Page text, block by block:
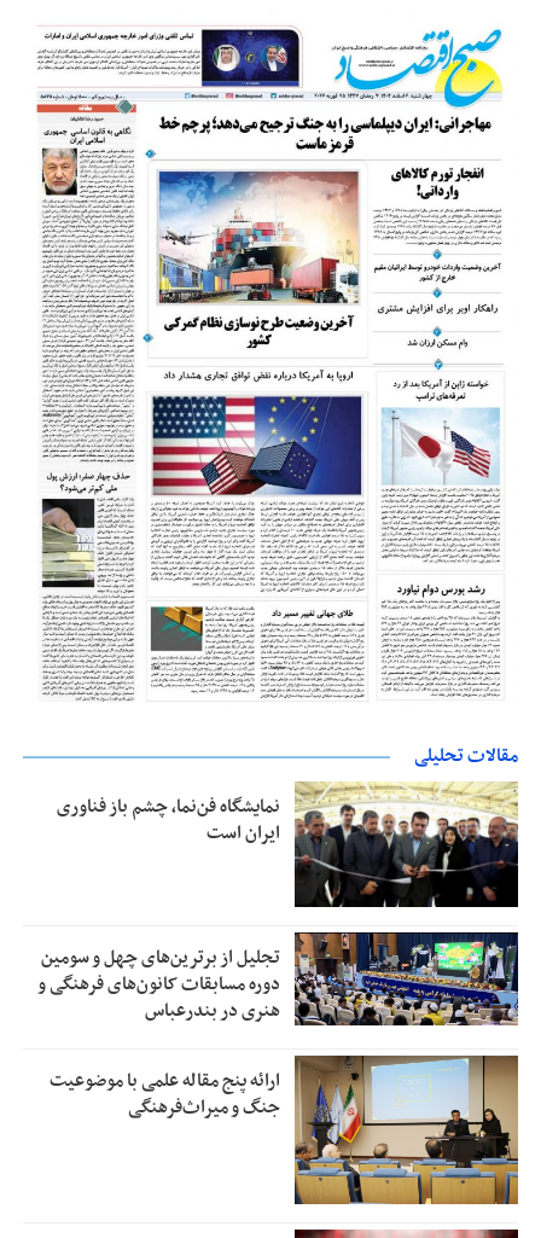
مقالات تحلیلی
نمایشگاه فن‌نما، چشم باز فناوری
ایران است
تجلیل از بر‌ترین‌های چهل و سومین
دوره مسابقات کانون‌های فرهنگی و
هنری در بندرعباس
ارائه پنج مقاله علمی با موضوعیت
جنگ و میراث‌فرهنگی